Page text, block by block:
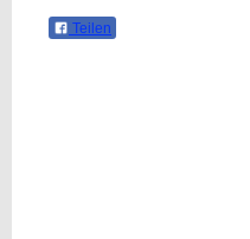
Teilen